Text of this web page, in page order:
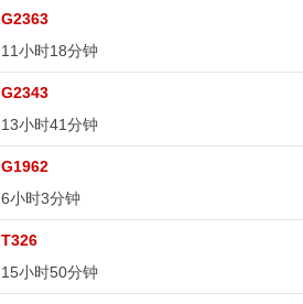
G2363
11小时18分钟
G2343
13小时41分钟
G1962
6小时3分钟
T326
15小时50分钟